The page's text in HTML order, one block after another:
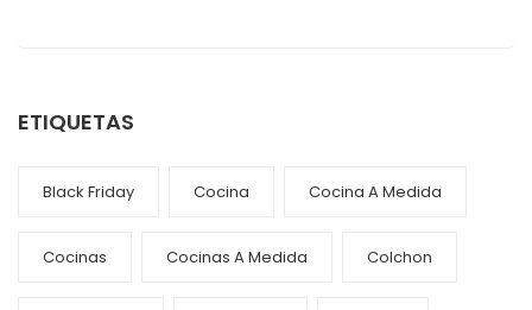
ETIQUETAS
Black Friday Cocina Cocina A Medida
Cocinas Cocinas A Medida Colchon